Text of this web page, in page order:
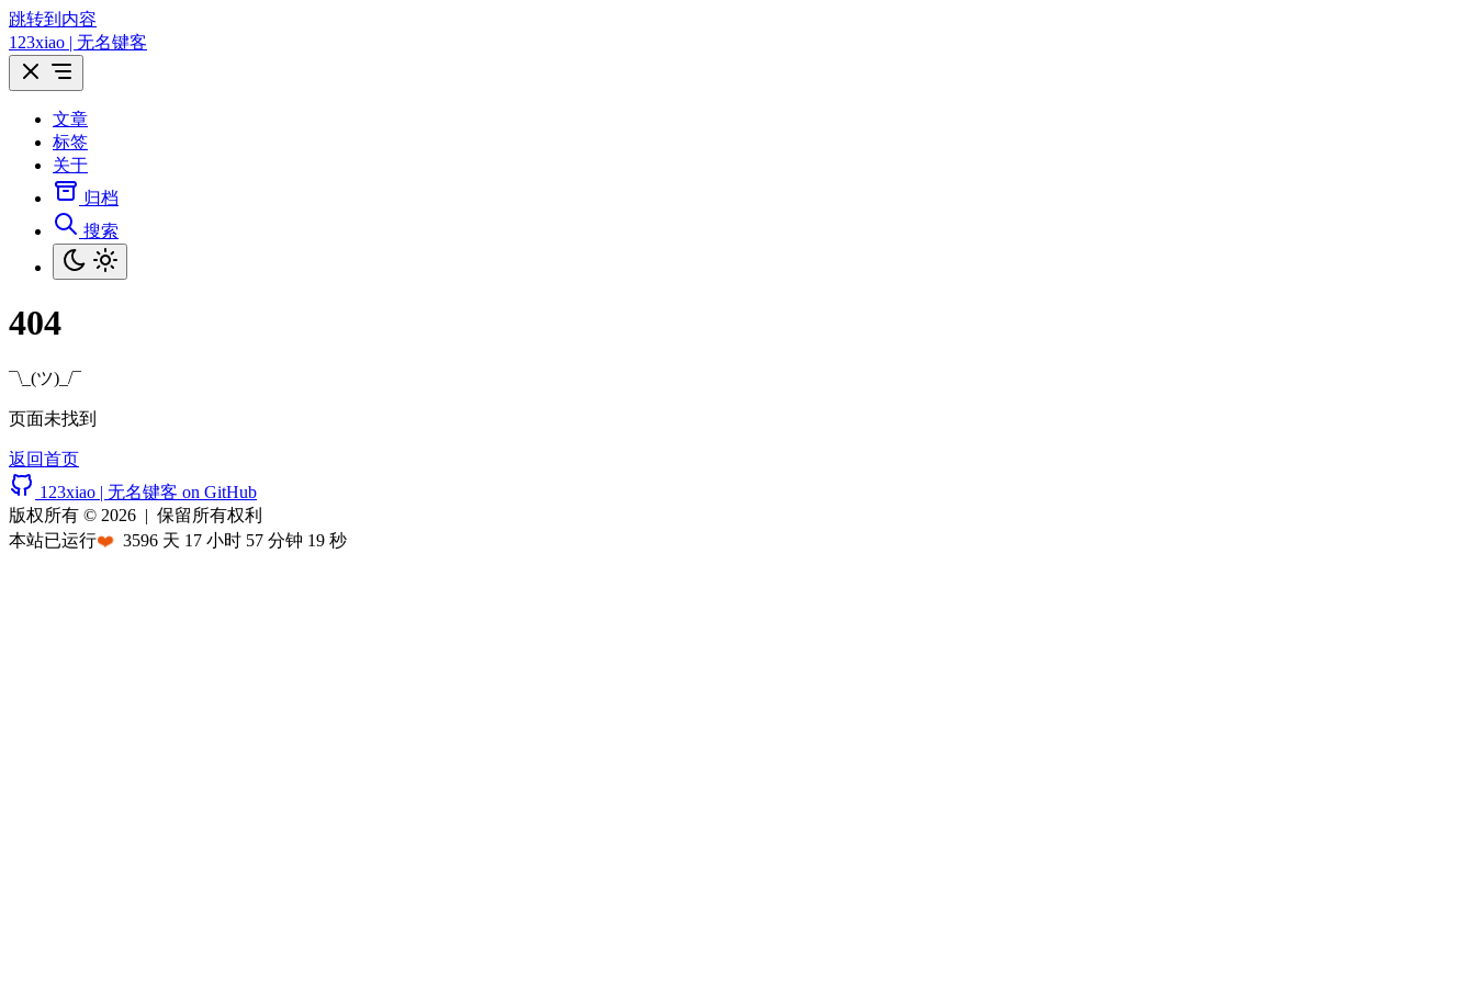
跳转到内容
123xiao | 无名键客
文章
标签
关于
归档
搜索
404
¯\_(ツ)_/¯
页面未找到
返回首页
123xiao | 无名键客 on GitHub
版权所有 © 2026 | 保留所有权利
本站已运行❤️ 3596 天 17 小时 57 分钟 19 秒